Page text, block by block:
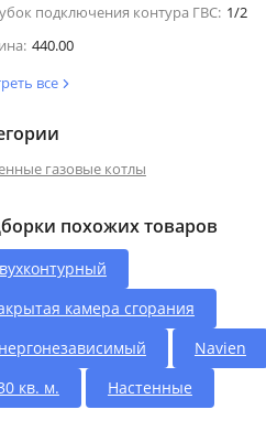
подключения контура ГВС: 1/2
440.00
все
газовые котлы
похожих товаров
камера сгорания
Navien
кв. м.
Настенные